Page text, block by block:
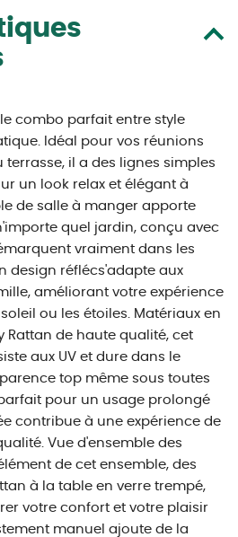
combo parfait entre style
Idéal pour vos réunions
terrasse, il a des lignes simples
un look relax et élégant à
de salle à manger apporte
quel jardin, conçu avec
vraiment dans les
design réflécs'adapte aux
améliorant votre expérience
ou les étoiles. Matériaux en
Rattan de haute qualité, cet
aux UV et dure dans le
top même sous toutes
pour un usage prolongé
contribue à une expérience de
Vue d'ensemble des
de cet ensemble, des
à la table en verre trempé,
votre confort et votre plaisir
manuel ajoute de la